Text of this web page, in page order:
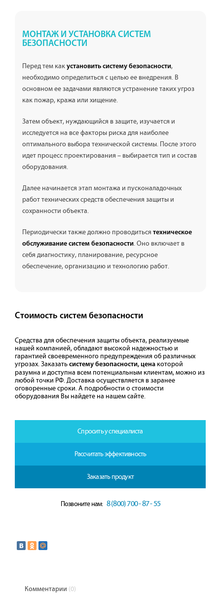
МОНТАЖ И УСТАНОВКА СИСТЕМ
БЕЗОПАСНОСТИ
Перед тем как установить систему безопасности,
необходимо определиться с целью ее внедрения. В
основном ее задачами являются устранение таких угроз
как пожар, кража или хищение.
Затем объект, нуждающийся в защите, изучается и
исследуется на все факторы риска для наиболее
оптимального выбора технической системы. После этого
идет процесс проектирования – выбирается тип и состав
оборудования.
Далее начинается этап монтажа и пусконаладочных
работ технических средств обеспечения защиты и
сохранности объекта.
Периодически также должно проводиться техническое
обслуживание систем безопасности. Оно включает в
себя диагностику, планирование, ресурсное
обеспечение, организацию и технологию работ.
Стоимость систем безопасности
Средства для обеспечения защиты объекта, реализуемые
нашей компанией, обладают высокой надежностью и
гарантией своевременного предупреждения об различных
угрозах. Заказать систему безопасности, цена которой
разумна и доступна всем потенциальным клиентам, можно из
любой точки РФ. Доставка осуществляется в заранее
оговоренные сроки. А подробности о стоимости
оборудования Вы найдете на нашем сайте.
Спросить у специалиста
Рассчитать эффективность
Заказать продукт
Позвоните нам: 8 (800) 700 - 87 - 55
Комментарии (0)